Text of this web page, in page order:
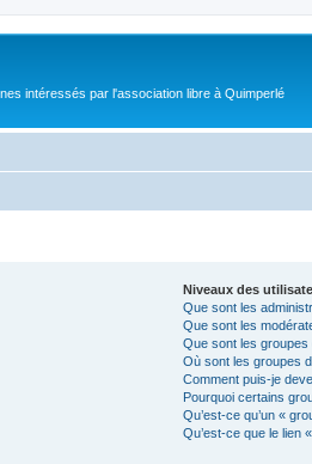
intéressés par l'association libre à Quimperlé
Niveaux des
Que sont les
Que sont les
Que sont les groupes
Où sont les groupes
Comment puis-je
Pourquoi certains
Qu’est-ce qu’un «
Qu’est-ce que le lien